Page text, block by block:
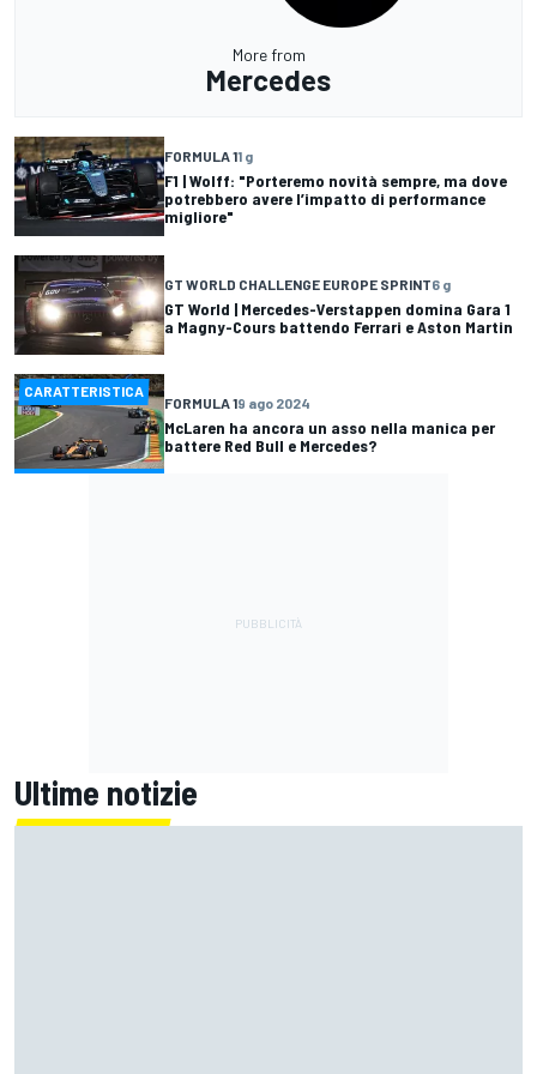
More from
Mercedes
FORMULA 11 g
F1 | Wolff: "Porteremo novità sempre, ma dove
potrebbero avere l’impatto di performance
migliore"
GT WORLD CHALLENGE EUROPE SPRINT6 g
GT World | Mercedes-Verstappen domina Gara 1
a Magny-Cours battendo Ferrari e Aston Martin
CARATTERISTICA
FORMULA 19 ago 2024
McLaren ha ancora un asso nella manica per
battere Red Bull e Mercedes?
Ultime notizie